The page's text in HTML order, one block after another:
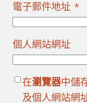
電子郵件地址 *
個人網站網址
在瀏覽器中儲
及個人網站網